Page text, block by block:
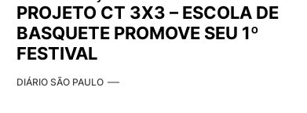
PROJETO CT 3X3 – ESCOLA DE
BASQUETE PROMOVE SEU 1º
FESTIVAL
DIÁRIO SÃO PAULO